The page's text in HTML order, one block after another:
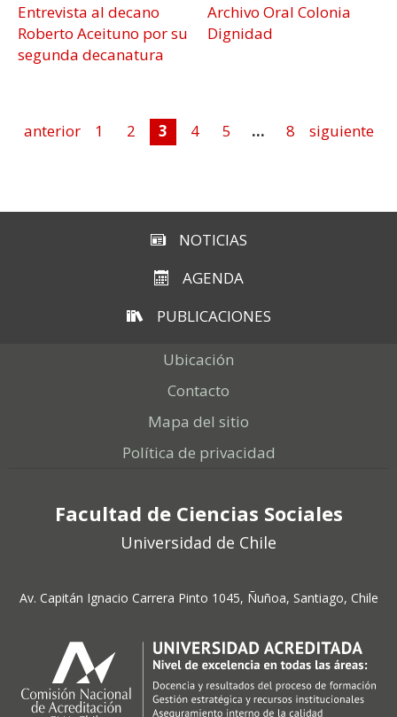
Entrevista al decano
Roberto Aceituno por su
segunda decanatura
Archivo Oral Colonia
Dignidad
anterior 1 2 3 4 5 ... 8 siguiente
NOTICIAS
AGENDA
PUBLICACIONES
Ubicación
Contacto
Mapa del sitio
Política de privacidad
Facultad de Ciencias Sociales
Universidad de Chile
Av. Capitán Ignacio Carrera Pinto 1045, Ñuñoa, Santiago, Chile